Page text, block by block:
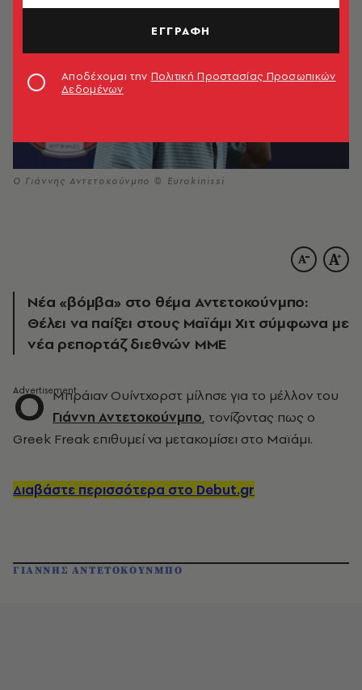
Ο Γιάννης Αντετοκούνμπο © Eurokinissi
Νέα «βόμβα» στο θέμα Αντετοκούνμπο:
Θέλει να παίξει στους Μαϊάμι Χιτ σύμφωνα με
νέα ρεπορτάζ διεθνών ΜΜΕ
Ο Μπράιαν Ουίντχορστ μίλησε για το μέλλον του
Γιάννη Αντετοκούνμπο, τονίζοντας πως ο
Greek Freak επιθυμεί να μετακομίσει στο Μαϊάμι.
Διαβάστε περισσότερα στο Debut.gr
ΓΙΑΝΝΗΣ ΑΝΤΕΤΟΚΟΥΝΜΠΟ
ΕΓΓΡΑΦΗ
Αποδέχομαι την Πολιτική Προστασίας Προσωπικών
Δεδομένων